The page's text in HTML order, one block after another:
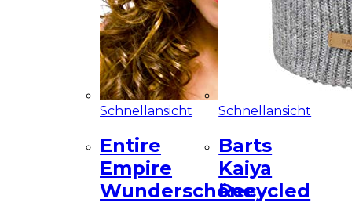
Schnellansicht
Entire
Empire
Wunderschöne
Schnellansicht
Barts
Kaiya
Recycled